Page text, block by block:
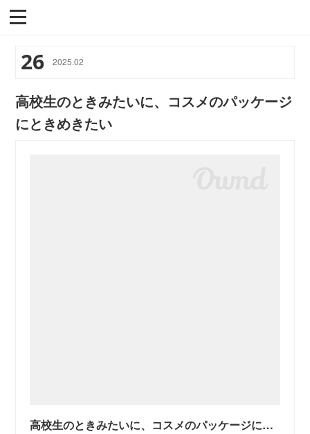
26 2025.02
高校生のときみたいに、コスメのパッケージ
にときめきたい
高校生のときみたいに、コスメのパッケージにときめきたい | Sense of...